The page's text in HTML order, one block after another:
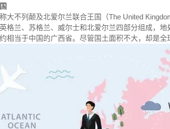
大不列颠及北爱尔兰联合王国（The United
格兰、苏格兰、威尔士和北爱尔兰四部分组成，
相当于中国的广西省。尽管国土面积不大，却是全